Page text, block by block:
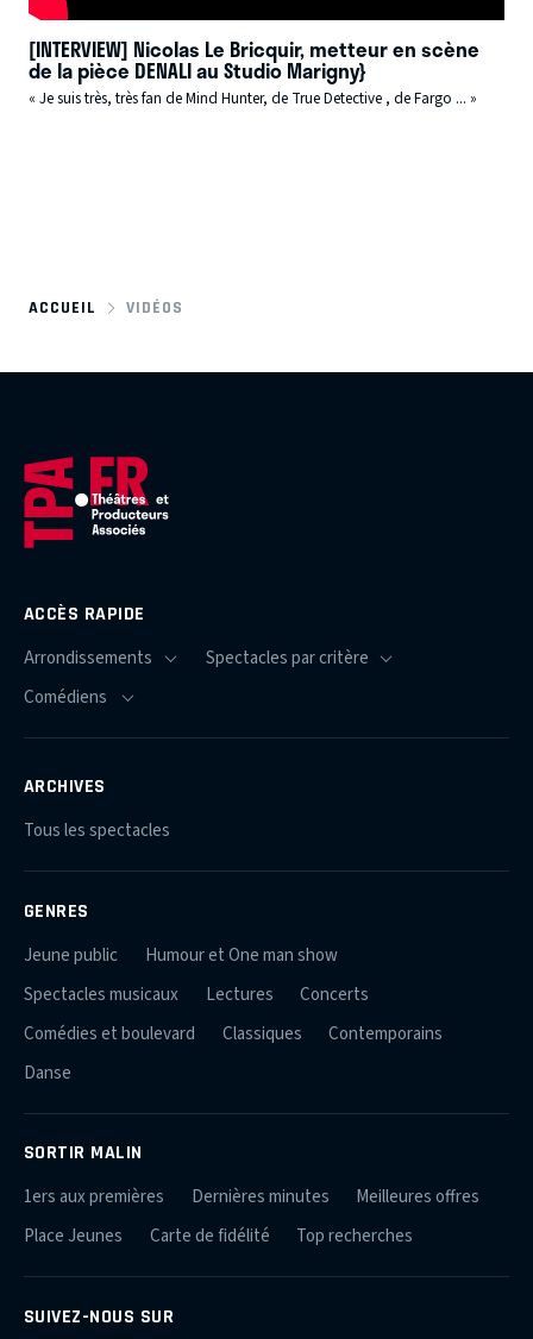
[INTERVIEW] Nicolas Le Bricquir, metteur en scène
de la pièce DENALI au Studio Marigny}
« Je suis très, très fan de Mind Hunter, de True Detective , de Fargo ... »
ACCUEIL VIDÉOS
ACCÈS RAPIDE
ARCHIVES
Tous les spectacles
GENRES
Jeune public
Humour et One man show
Spectacles musicaux
Lectures
Concerts
Comédies et boulevard
Classiques
Contemporains
Danse
SORTIR MALIN
1ers aux premières Dernières minutes
Meilleures offres
Place Jeunes
Carte de fidélité Top recherches
SUIVEZ-NOUS SUR